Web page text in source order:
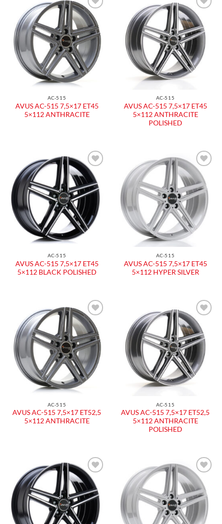
Aggiungi
alla lista
dei
desideri
AC-515
AVUS AC-515 7,5×17 ET45
5×112 ANTHRACITE
Aggiungi
alla lista
dei
desideri
AC-515
AVUS AC-515 7,5×17 ET45
5×112 ANTHRACITE
POLISHED
Aggiungi
alla lista
dei
desideri
AC-515
AVUS AC-515 7,5×17 ET45
5×112 BLACK POLISHED
Aggiungi
alla lista
dei
desideri
AC-515
AVUS AC-515 7,5×17 ET45
5×112 HYPER SILVER
Aggiungi
alla lista
dei
desideri
AC-515
AVUS AC-515 7,5×17 ET52,5
5×112 ANTHRACITE
Aggiungi
alla lista
dei
desideri
AC-515
AVUS AC-515 7,5×17 ET52,5
5×112 ANTHRACITE
POLISHED
Aggiungi
alla lista
dei
desideri
Aggiungi
alla lista
dei
desideri